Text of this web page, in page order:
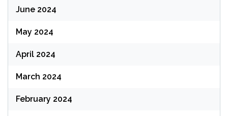
June 2024
May 2024
April 2024
March 2024
February 2024